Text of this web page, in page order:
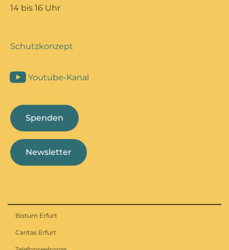
14 bis 16 Uhr
Schutzkonzept
Youtube-Kanal
Spenden
Newsletter
Bistum Erfurt
Caritas Erfurt